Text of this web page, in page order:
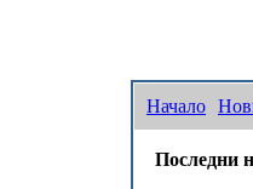
Начало
Последни